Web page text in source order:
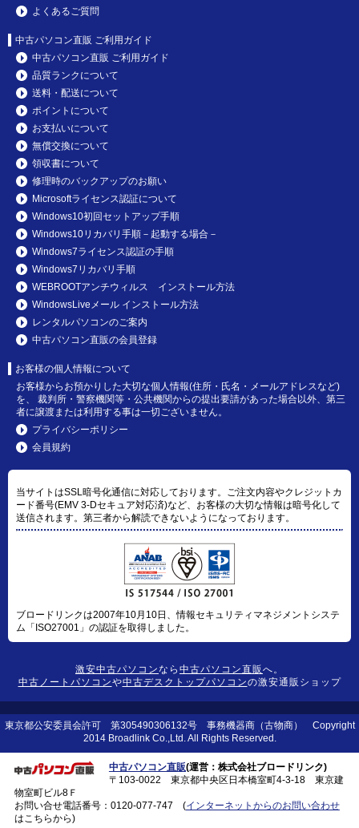
よくあるご質問
中古パソコン直販 ご利用ガイド
中古パソコン直販 ご利用ガイド
品質ランクについて
送料・配送について
ポイントについて
お支払いについて
無償交換について
領収書について
修理時のバックアップのお願い
Microsoftライセンス認証について
Windows10初回セットアップ手順
Windows10リカバリ手順－起動する場合－
Windows7ライセンス認証の手順
Windows7リカバリ手順
WEBROOTアンチウィルス インストール方法
WindowsLiveメール インストール方法
レンタルパソコンのご案内
中古パソコン直販の会員登録
お客様の個人情報について
お客様からお預かりした大切な個人情報(住所・氏名・メールアドレスなど)
を、 裁判所・警察機関等・公共機関からの提出要請があった場合以外、第三
者に譲渡または利用する事は一切ございません。
プライバシーポリシー
会員規約
当サイトはSSL暗号化通信に対応しております。ご注文内容やクレジットカ
ード番号(EMV 3-Dセキュア対応済)など、お客様の大切な情報は暗号化して
送信されます。第三者から解読できないようになっております。
ブロードリンクは2007年10月10日、情報セキュリティマネジメントシステ
ム「ISO27001」の認証を取得しました。
激安中古パソコンなら 中古パソコン直販へ。
中古ノートパソコンや中古デスクトップパソコンの激安通販ショップ
東京都公安委員会許可 第305490306132号 事務機器商（古物商） Copyright
2014 Broadlink Co.,Ltd. All Rights Reserved.
中古パソコン直販(運営：株式会社ブロードリンク)
〒103-0022 東京都中央区日本橋室町4-3-18 東京建
物室町ビル8Ｆ
お問い合せ電話番号： 0120-077-747 (インターネットからのお問い合わせ
はこちらから)